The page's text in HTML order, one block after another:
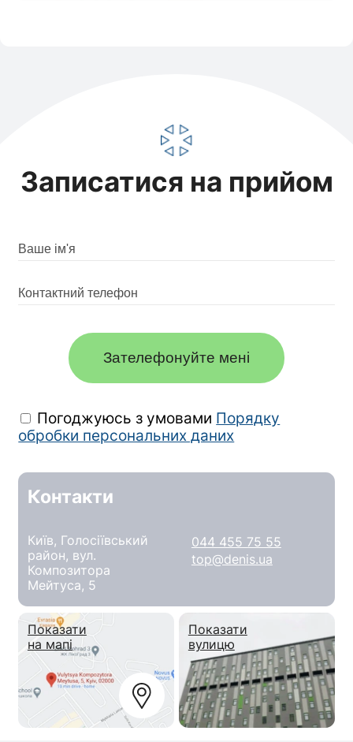
Записатися на прийом
Зателефонуйте мені
Погоджуюсь з умовами Порядку
обробки персональних даних
Контакти
Київ, Голосіївський
район, вул.
Композитора
Мейтуса, 5
044 455 75 55
top@denis.ua
Показати
на мапі
Показати
вулицю